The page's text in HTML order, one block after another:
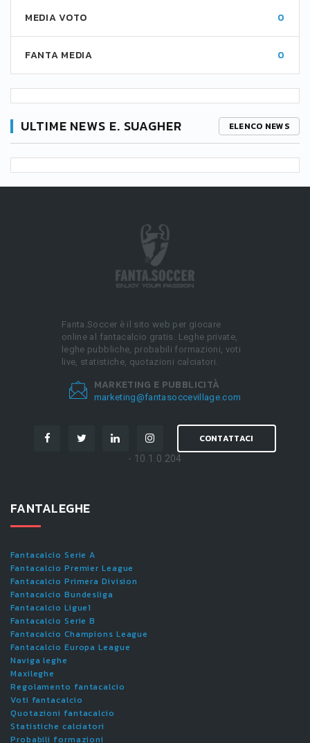
MEDIA VOTO 0
FANTA MEDIA 0
ULTIME NEWS E. SUAGHER ELENCO NEWS
Fanta.Soccer è il sito web per giocare
online al fantacalcio gratis. Leghe private,
leghe pubbliche, probabili formazioni, voti
live, statistiche, quotazioni calciatori.
MARKETING E PUBBLICITÀ
marketing@fantasoccevillage.com
CONTATTACI
- 10.1.0.204
FANTALEGHE
Fantacalcio Serie A
Fantacalcio Premier League
Fantacalcio Primera Division
Fantacalcio Bundesliga
Fantacalcio Ligue1
Fantacalcio Serie B
Fantacalcio Champions League
Fantacalcio Europa League
Naviga leghe
Maxileghe
Regolamento fantacalcio
Voti fantacalcio
Quotazioni fantacalcio
Statistiche calciatori
Probabili formazioni